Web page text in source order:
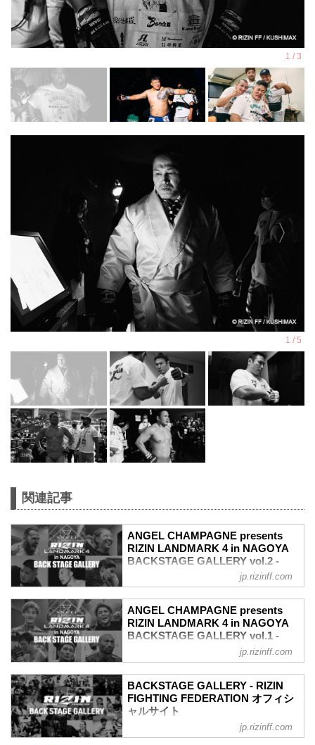
関連記事
ANGEL CHAMPAGNE presents
RIZIN LANDMARK 4 in NAGOYA
BACKSTAGE GALLERY vol.2 -
RIZIN FIGHTING FEDERATION オ
フィシャルサイト
戦いの裏側で選手が見せる真実の素顔を
収めた「BACKSTAGE GALLERY」
第8試合〜第11試合までのvol.1はこち
第7試合 ／カルリ・ギブレイン vs. 貴賢
カルリ・ギブレイン5
貴賢神4
第6試合 ／SARAMI vs. ラーラ・フォン
SARAMI4
jp.rizinff.com
ANGEL CHAMPAGNE presents
RIZIN LANDMARK 4 in NAGOYA
BACKSTAGE GALLERY vol.1 -
RIZIN FIGHTING FEDERATION オ
フィシャルサイト
戦いの裏側で選手が見せる真実の素顔を
収めた「BACKSTAGE GALLERY」
OPENING FIGHT 第1試合〜第7試合まで
第11試合 ／弥益ドミネーター聡志 vs. 平
jp.rizinff.com
BACKSTAGE GALLERY - RIZIN
FIGHTING FEDERATION オフィシ
ャルサイト
BACKSTAGE GALLERY の記事一覧 - 格
jp.rizinff.com